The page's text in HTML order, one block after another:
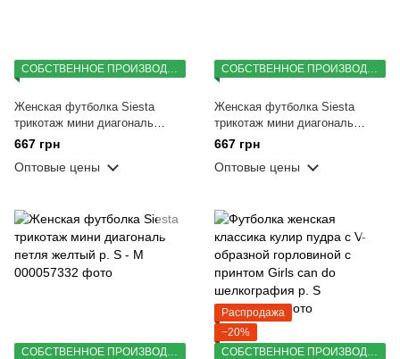
СОБСТВЕННОЕ ПРОИЗВОДСТВО
Женская футболка Siesta
трикотаж мини диагональ
петля красный р. S - M
667 грн
Оптовые цены
СОБСТВЕННОЕ ПРОИЗВОДСТВО
Женская футболка Siesta
трикотаж мини диагональ
петля голубой р. S - M
667 грн
Оптовые цены
СОБСТВЕННОЕ ПРОИЗВОДСТВО
Распродажа
−20%
СОБСТВЕННОЕ ПРОИЗВОДСТВО